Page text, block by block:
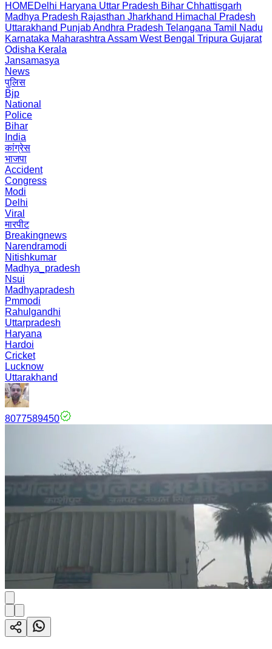
HOMEDelhi Haryana Uttar Pradesh Bihar Chhattisgarh
Madhya Pradesh Rajasthan Jharkhand Himachal Pradesh
Uttarakhand PunjabAndhra Pradesh Telangana Tamil Nadu
Karnataka Maharashtra Assam West Bengal Tripura Gujarat
Odisha Kerala
Jansamasya
News
पुलिस
Bjp
National
Police
Bihar
India
कांग्रेस
भाजपा
Accident
Congress
Modi
Delhi
Viral
मारपीट
Breakingnews
Narendramodi
Nitishkumar
Madhya_pradesh
Nsui
Madhyapradesh
Pmmodi
Rahulgandhi
Uttarpradesh
Haryana
Hardoi
Cricket
Lucknow
Uttarakhand
8077589450